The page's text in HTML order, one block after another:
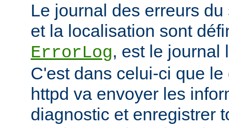
Le journal des erreurs
et la localisation sont
ErrorLog, est le journal
C'est dans celui-ci que
httpd va envoyer les
diagnostic et enregistrer